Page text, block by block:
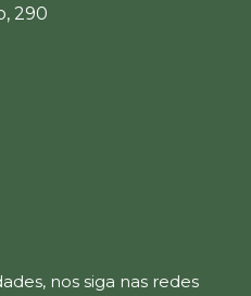
290
nos siga nas redes